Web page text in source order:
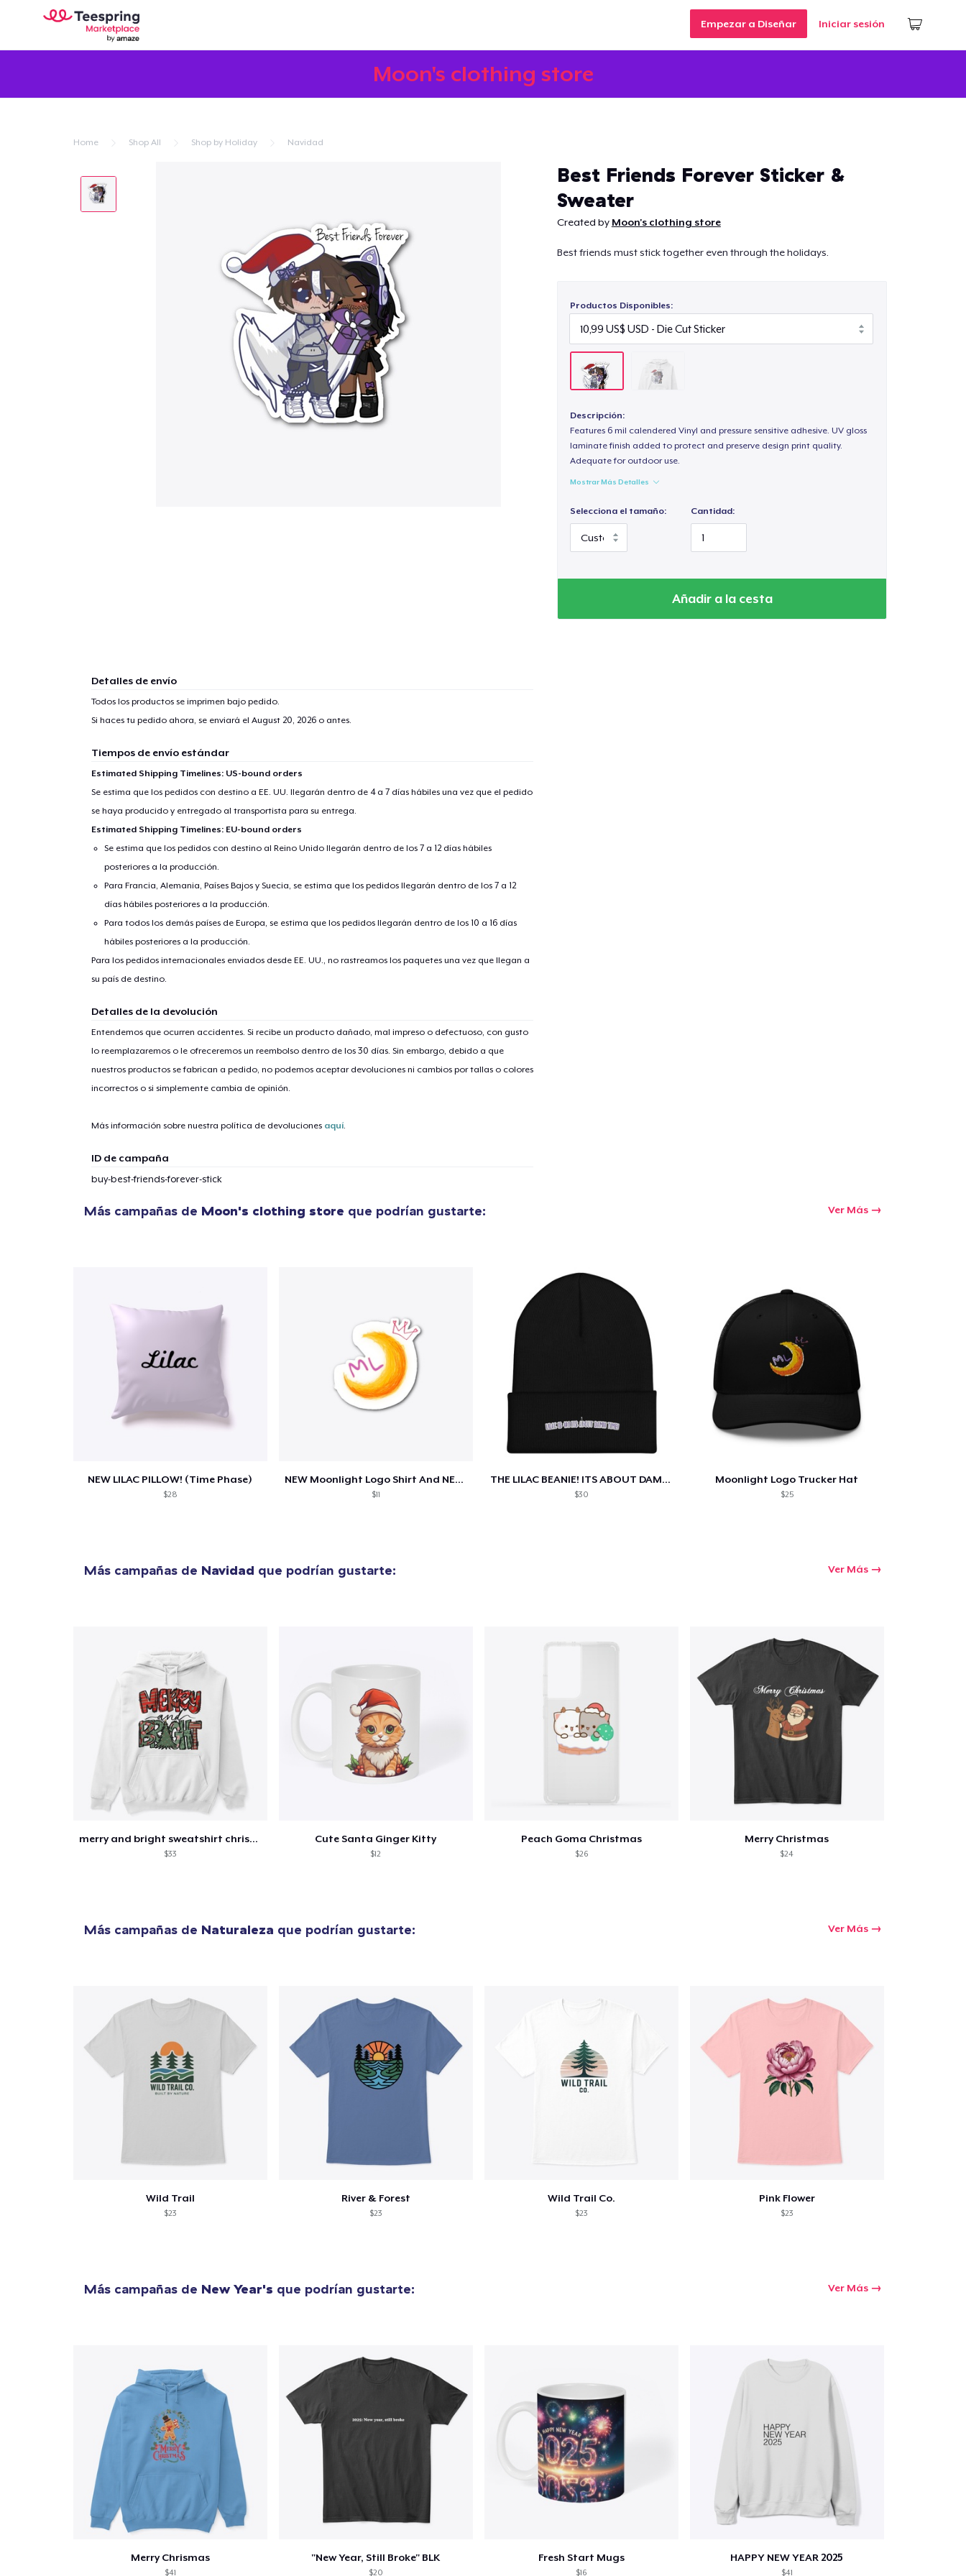
Empezar a Diseñar Iniciar sesión
Moon's clothing store
Home Shop All Shop by Holiday Navidad
Best Friends Forever Sticker &
Sweater
Created by Moon's clothing store
Best friends must stick together even through the holidays.
Productos Disponibles:
Descripción:
Features 6 mil calendered Vinyl and pressure sensitive adhesive. UV gloss
laminate finish added to protect and preserve design print quality.
Adequate for outdoor use.
Mostrar Más Detalles
Selecciona el tamaño: Cantidad:
Añadir a la cesta
Detalles de envío
Todos los productos se imprimen bajo pedido.
Si haces tu pedido ahora, se enviará el August 20, 2026o antes.
Tiempos de envío estándar
Estimated Shipping Timelines: US-bound orders
Se estima que los pedidos con destino a EE. UU. llegarán dentro de 4 a 7 días hábiles una vez que el pedido
se haya producido y entregado al transportista para su entrega.
Estimated Shipping Timelines: EU-bound orders
Se estima que los pedidos con destino al Reino Unido llegarán dentro de los 7 a 12 días hábiles
posteriores a la producción.
Para Francia, Alemania, Países Bajos y Suecia, se estima que los pedidos llegarán dentro de los 7 a 12
días hábiles posteriores a la producción.
Para todos los demás países de Europa, se estima que los pedidos llegarán dentro de los 10 a 16 días
hábiles posteriores a la producción.
Para los pedidos internacionales enviados desde EE. UU., no rastreamos los paquetes una vez que llegan a
su país de destino.
Detalles de la devolución
Entendemos que ocurren accidentes. Si recibe un producto dañado, mal impreso o defectuoso, con gusto
lo reemplazaremos o le ofreceremos un reembolso dentro de los 30 días. Sin embargo, debido a que
nuestros productos se fabrican a pedido, no podemos aceptar devoluciones ni cambios por tallas o colores
incorrectos o si simplemente cambia de opinión.
Más información sobre nuestra política de devoluciones aquí.
ID de campaña
buy-best-friends-forever-stick
Más campañas de Moon's clothing store que podrían gustarte: Ver Más
NEW LILAC PILLOW! (Time Phase)
$28
NEW Moonlight Logo Shirt And NEW Sticker
$11
THE LILAC BEANIE! ITS ABOUT DAMN TIME
$30
Moonlight Logo Trucker Hat
$25
Más campañas de Navidad que podrían gustarte: Ver Más
merry and bright sweatshirt christmas
$33
Cute Santa Ginger Kitty
$12
Peach Goma Christmas
$26
Merry Christmas
$24
Más campañas de Naturaleza que podrían gustarte: Ver Más
Wild Trail
$23
River & Forest
$23
Wild Trail Co.
$23
Pink Flower
$23
Más campañas de New Year's que podrían gustarte: Ver Más
Merry Chrismas
$41
"New Year, Still Broke" BLK
$20
Fresh Start Mugs
$16
HAPPY NEW YEAR 2025
$41
artículo añadido al
Cant.